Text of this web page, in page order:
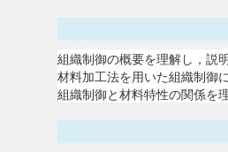
組織制御の概要を理解し，説
材料加工法を用いた組織制御
組織制御と材料特性の関係を